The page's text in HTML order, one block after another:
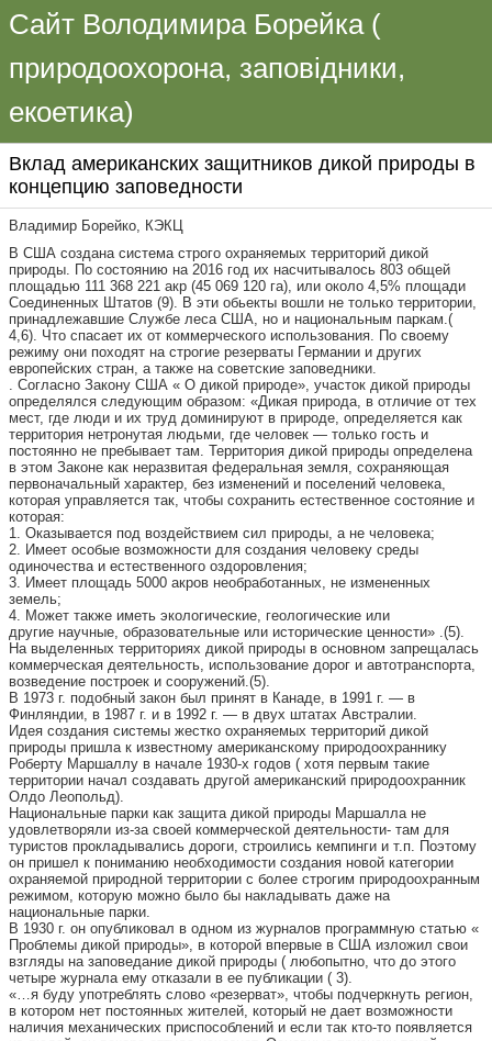
Сайт Володимира Борейка (
природоохорона, заповідники,
екоетика)
Вклад американских защитников дикой природы в
концепцию заповедности
Владимир Борейко, КЭКЦ
В США создана система строго охраняемых территорий дикой
природы. По состоянию на 2016 год их насчитывалось 803 общей
площадью 111 368 221 акр (45 069 120 га), или около 4,5% площади
Соединенных Штатов (9). В эти обьекты вошли не только территории,
принадлежавшие Службе леса США, но и национальным паркам.(
4,6). Что спасает их от коммерческого использования. По своему
режиму они походят на строгие резерваты Германии и других
европейских стран, а также на советские заповедники.
. Согласно Закону США « О дикой природе», участок дикой природы
определялся следующим образом: «Дикая природа, в отличие от тех
мест, где люди и их труд доминируют в природе, определяется как
территория нетронутая людьми, где человек — только гость и
постоянно не пребывает там. Территория дикой природы определена
в этом Законе как неразвитая федеральная земля, сохраняющая
первоначальный характер, без изменений и поселений человека,
которая управляется так, чтобы сохранить естественное состояние и
которая:
1. Оказывается под воздействием сил природы, а не человека;
2. Имеет особые возможности для создания человеку среды
одиночества и естественного оздоровления;
3. Имеет площадь 5000 акров необработанных, не измененных
земель;
4. Может также иметь экологические, геологические или
другие научные, образовательные или исторические ценности» .(5).
На выделенных территориях дикой природы в основном запрещалась
коммерческая деятельность, использование дорог и автотранспорта,
возведение построек и сооружений.(5).
В 1973 г. подобный закон был принят в Канаде, в 1991 г. — в
Финляндии, в 1987 г. и в 1992 г. — в двух штатах Австралии.
Идея создания системы жестко охраняемых территорий дикой
природы пришла к известному американскому природоохраннику
Роберту Маршаллу в начале 1930-х годов ( хотя первым такие
территории начал создавать другой американский природоохранник
Олдо Леопольд).
Национальные парки как защита дикой природы Маршалла не
удовлетворяли из-за своей коммерческой деятельности- там для
туристов прокладывались дороги, строились кемпинги и т.п. Поэтому
он пришел к пониманию необходимости создания новой категории
охраняемой природной территории с более строгим природоохранным
режимом, которую можно было бы накладывать даже на
национальные парки.
В 1930 г. он опубликовал в одном из журналов программную статью «
Проблемы дикой природы», в которой впервые в США изложил свои
взгляды на заповедание дикой природы ( любопытно, что до этого
четыре журнала ему отказали в ее публикации ( 3).
«…я буду употреблять слово «резерват», чтобы подчеркнуть регион,
в котором нет постоянных жителей, который не дает возможности
наличия механических приспособлений и если так кто-то появляется